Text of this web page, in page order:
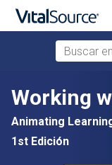
Saltar al contenido
Buscar
Working
Animating
1st Edición